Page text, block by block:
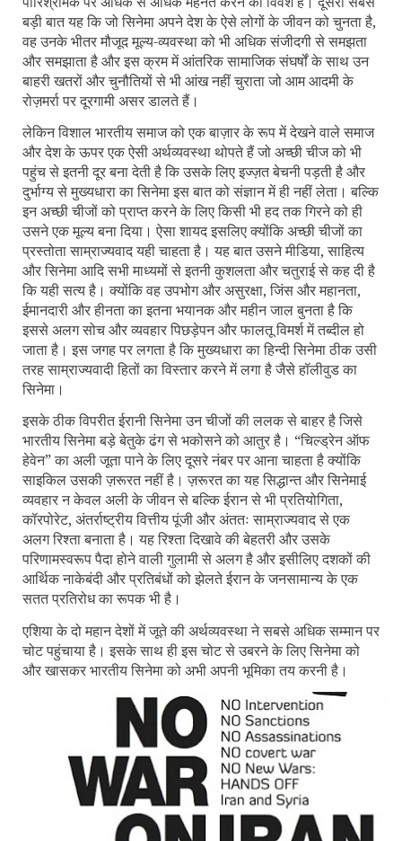
बड़ी बात यह कि जो सिनेमा अपने देश के ऐसे लोगों के जीवन को चुनता है,
वह उनके भीतर मौजूद मूल्य-व्यवस्था को भी अधिक संजीदगी से समझता
और समझाता है और इस क्रम में आंतरिक सामाजिक संघर्षों के साथ उन
बाहरी खतरों और चुनौतियों से भी आंख नहीं चुराता जो आम आदमी के
रोज़मर्रा पर दूरगामी असर डालते हैं।
लेकिन विशाल भारतीय समाज को एक बाज़ार के रूप में देखने वाले समाज
और देश के ऊपर एक ऐसी अर्थव्यवस्था थोपते हैं जो अच्छी चीज को भी
पहुंच से इतनी दूर बना देती है कि उसके लिए इज्ज़त बेचनी पड़ती है और
दुर्भाग्य से मुख्यधारा का सिनेमा इस बात को संज्ञान में ही नहीं लेता। बल्कि
इन अच्छी चीजों को प्राप्त करने के लिए किसी भी हद तक गिरने को ही
उसने एक मूल्य बना दिया। ऐसा शायद इसलिए क्योंकि अच्छी चीजों का
प्रस्तोता साम्राज्यवाद यही चाहता है। यह बात उसने मीडिया,साहित्य
और सिनेमा आदि सभी माध्यमों से इतनी कुशलता और चतुराई से कह दी है
कि यही सत्य है। क्योंकि वह उपभोग और असुरक्षा,जिंस और महानता,
ईमानदारी और हीनता का इतना भयानक और महीन जाल बुनता है कि
इससे अलग सोच और व्यवहार पिछड़ेपन और फालतू विमर्श में तब्दील हो
जाता है। इस जगह पर लगता है कि मुख्यधारा का हिन्दी सिनेमा ठीक उसी
तरह साम्राज्यवादी हितों का विस्तार करने में लगा है जैसे हॉलीवुड का
सिनेमा।
इसके ठीक विपरीत ईरानी सिनेमा उन चीजों की ललक से बाहर है जिसे
भारतीय सिनेमा बड़े बेतुके ढंग से भकोसने को आतुर है। “चिल्ड्रेन ऑफ
हेवेन” का अली जूता पाने के लिए दूसरे नंबर पर आना चाहता है क्योंकि
साइकिल उसकी ज़रूरत नहीं है। ज़रूरत का यह सिद्धान्त और सिनेमाई
व्यवहार न केवल अली के जीवन से बल्कि ईरान से भी प्रतियोगिता,
कॉरपोरेट, अंतर्राष्ट्रीय वित्तीय पूंजी और अंततः साम्राज्यवाद से एक
अलग रिश्ता बनाता है। यह रिश्ता दिखावे की बेहतरी और उसके
परिणामस्वरूप पैदा होने वाली गुलामी से अलग है और इसीलिए दशकों की
आर्थिक नाकेबंदी और प्रतिबंधों को झेलते ईरान के जनसामान्य के एक
सतत प्रतिरोध का रूपक भी है।
एशिया के दो महान देशों में जूते की अर्थव्यवस्था ने सबसे अधिक सम्मान पर
चोट पहुंचाया है। इसके साथ ही इस चोट से उबरने के लिए सिनेमा को
और खासकर भारतीय सिनेमा को अभी अपनी भूमिका तय करनी है।